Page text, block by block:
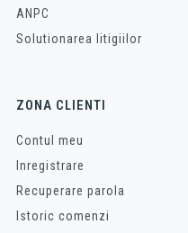
ANPC
Solutionarea litigiilor
ZONA CLIENTI
Contul meu
Inregistrare
Recuperare parola
Istoric comenzi